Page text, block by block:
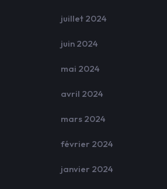
juillet 2024
juin 2024
mai 2024
avril 2024
mars 2024
février 2024
janvier 2024